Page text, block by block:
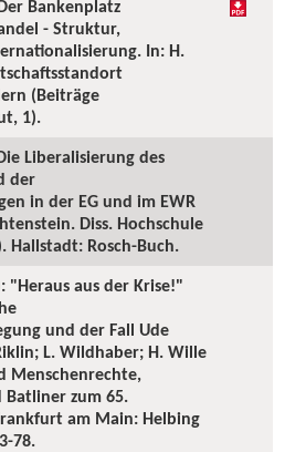
Bankenplatz
- Struktur,
In: H.
(Beiträge
1).
Liberalisierung des
der
in der EG und im EWR
Diss. Hochschule
Hallstadt: Rosch-Buch.
"Heraus aus der Krise!"
und der Fall Ude
L. Wildhaber; H. Wille
Menschenrechte,
Batliner zum 65.
am Main: Helbing
78.